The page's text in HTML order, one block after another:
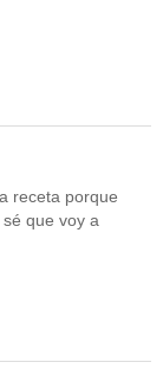
receta porque
que voy a